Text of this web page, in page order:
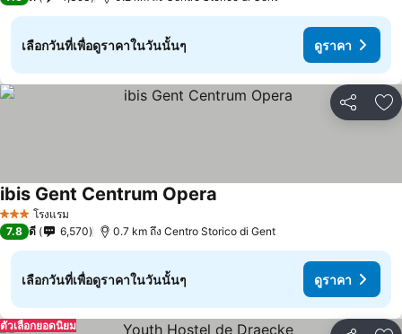
เลือกวันที่เพื่อดูราคาในวันนั้นๆ ดูราคา
แชร์ เ
3 ดาว โรงแรม
ibis Gent Centrum Opera
7.8 ดี 6,570 0.7 km ถึง Centro Storico di Gent
เลือกวันที่เพื่อดูราคาในวันนั้นๆ ดูราคา
ตัวเลือกยอดนิยม